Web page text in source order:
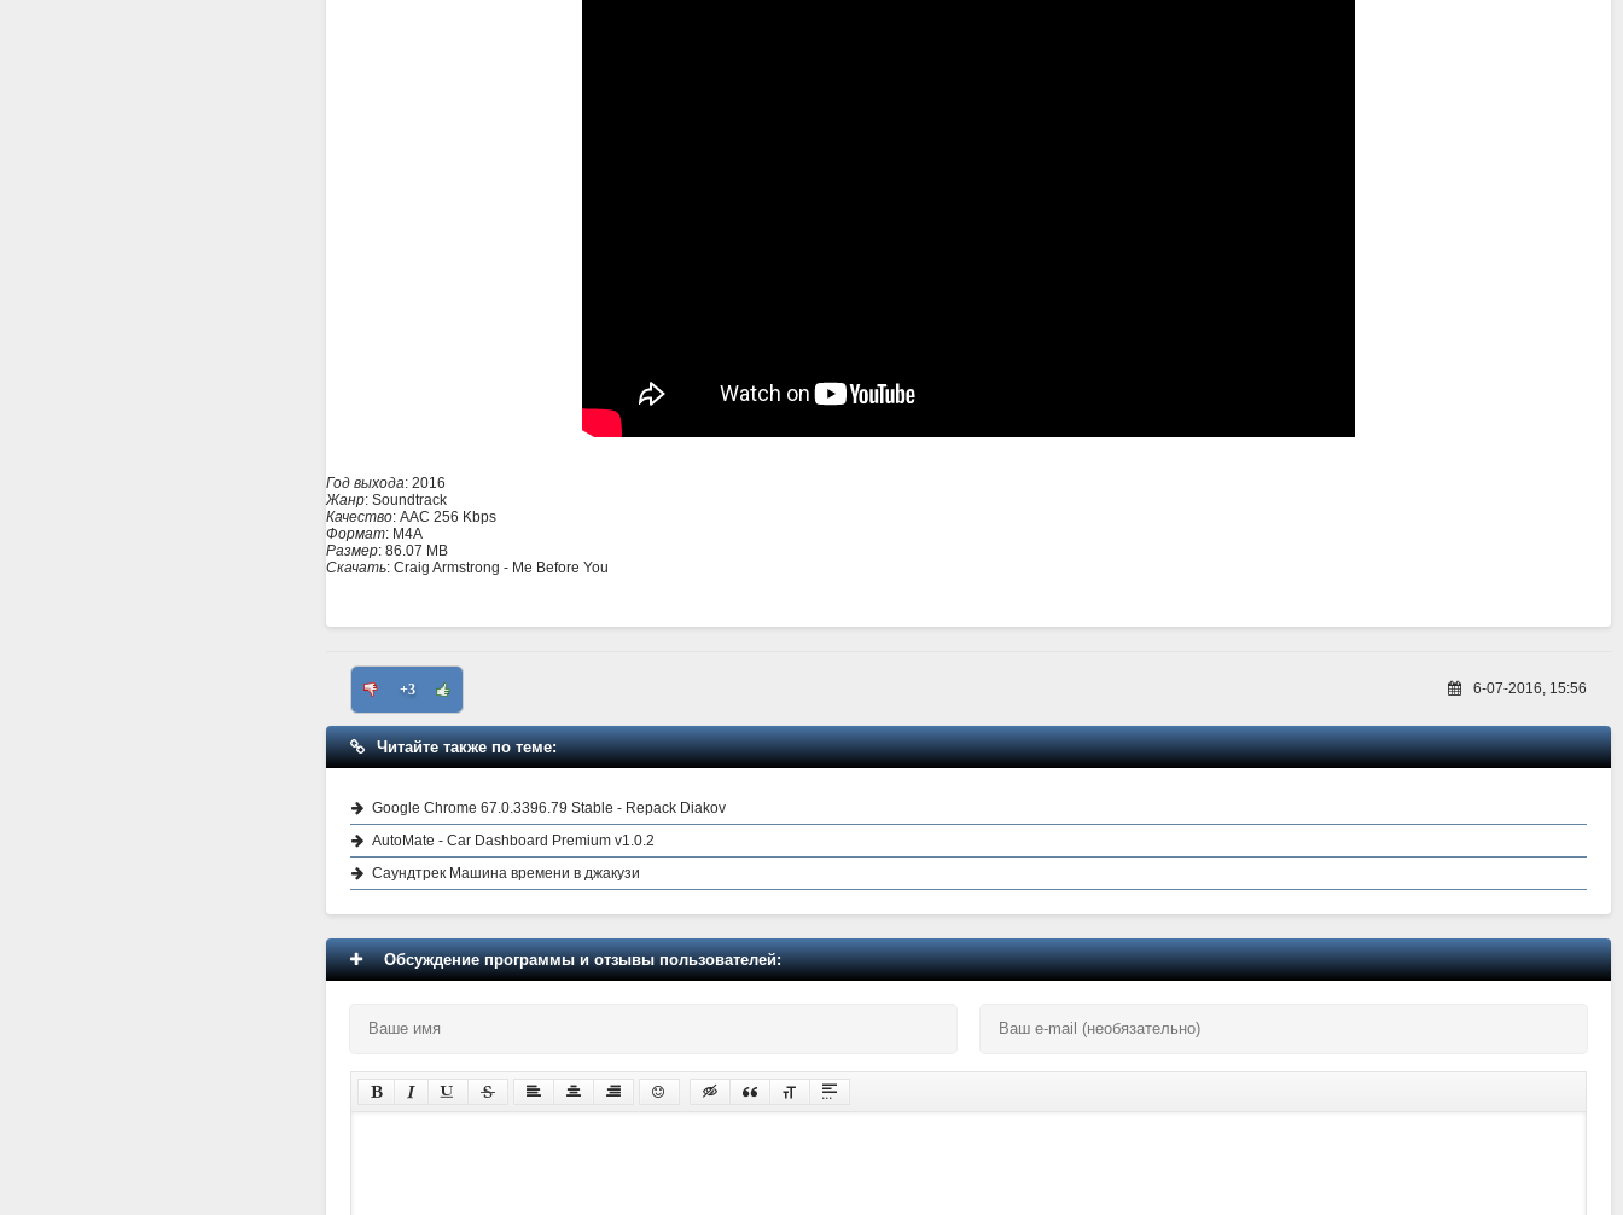
Год выхода: 2016
Жанр: Soundtrack
Качество: AAC 256 Kbps
Формат: M4A
Размер: 86.07 MB
Скачать: Craig Armstrong - Me Before You
+3 6-07-2016, 15:56
Читайте также по теме:
Google Chrome 67.0.3396.79 Stable - Repack Diakov
AutoMate - Car Dashboard Premium v1.0.2
Саундтрек Машина времени в джакузи
Обсуждение программы и отзывы пользователей: